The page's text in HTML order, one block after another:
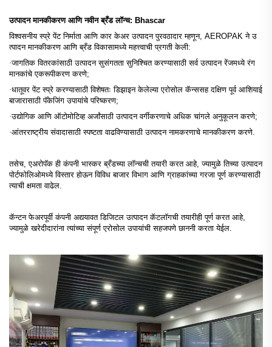
उत्पादन मानकीकरण आणि नवीन ब्रँड लॉन्च: Bhascar
विश्वसनीय स्प्रे पेंट निर्माता आणि कार केअर उत्पादन पुरवठादार म्हणून, AEROPAK ने उ
त्पादन मानकीकरण आणि ब्रँड विकासामध्ये महत्त्वाची प्रगती केली:
·जागतिक वितरकांसाठी उत्पादन सुसंगतता सुनिश्चित करण्यासाठी सर्व उत्पादन रेंजमध्ये रंग
मानकांचे एकरूपीकरण करणे;
·धातूवर पेंट स्प्रे करण्यासाठी विशेषतः डिझाइन केलेल्या एरोसोल कॅन्ससह दक्षिण पूर्व आशियाई
बाजारासाठी पॅकेजिंग उपायांचे परिष्करण;
·उद्योगिक आणि ऑटोमोटिव्ह अर्जांसाठी उत्पादन वर्गीकरणाचे अधिक चांगले अनुकूलन करणे;
·आंतरराष्ट्रीय संवादासाठी स्पष्टता वाढविण्यासाठी उत्पादन नामकरणाचे मानकीकरण करणे.
तसेच, एअरोपॅक ही कंपनी भास्कर ब्रँडच्या लॉन्चची तयारी करत आहे, ज्यामुळे तिच्या उत्पादन
पोर्टफोलिओमध्ये विस्तार होऊन विविध बाजार विभाग आणि ग्राहकांच्या गरजा पूर्ण करण्यासाठी
त्याची क्षमता वाढेल.
कॅन्टन फेअरपूर्वी कंपनी अद्ययावत डिजिटल उत्पादन कॅटलॉगची तयारीही पूर्ण करत आहे,
ज्यामुळे खरेदीदारांना त्यांच्या संपूर्ण एरोसोल उपायांची सहजपणे छाननी करता येईल.